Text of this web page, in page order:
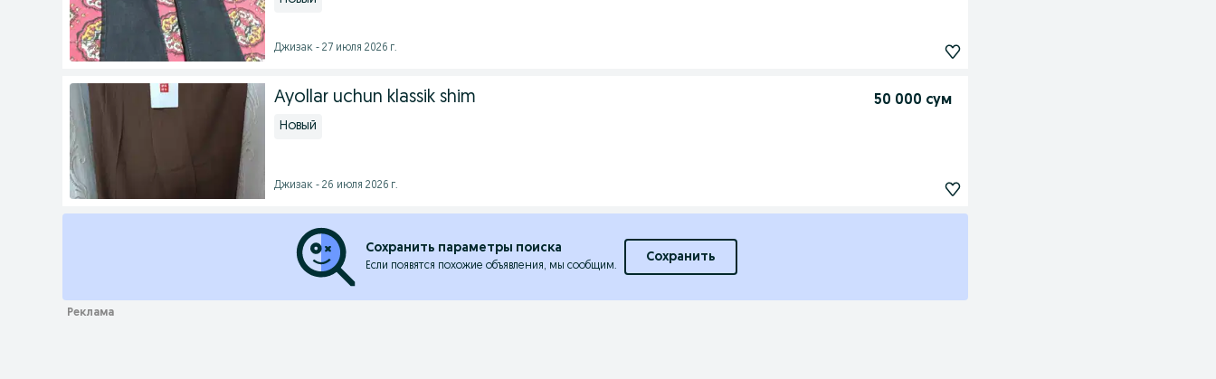
Джизак - 27 июля 2026 г.
Ayollar uchun klassik shim 50 000 сум
Новый
Джизак - 26 июля 2026 г.
Сохранить параметры поиска
Если появятся похожие объявления, мы сообщим.
Сохранить